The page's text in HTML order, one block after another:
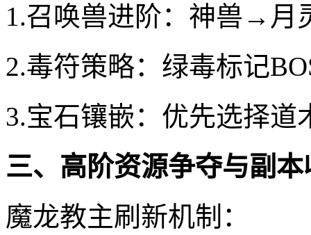
1.召唤兽进阶：神兽→月
2.毒符策略：绿毒标记
3.宝石镶嵌：优先选择道
三、高阶资源争夺与副
魔龙教主刷新机制：